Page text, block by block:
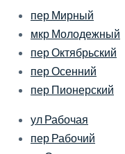
пер Мирный
мкр Молодежный
пер Октябрьский
пер Осенний
пер Пионерский
ул Рабочая
пер Рабочий